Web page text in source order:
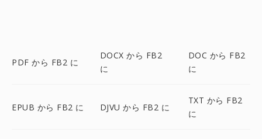
PDF から FB2 に
DOCX から FB2
に
DOC から FB2
に
EPUB から FB2 に DJVU から FB2 に
TXT から FB2
に